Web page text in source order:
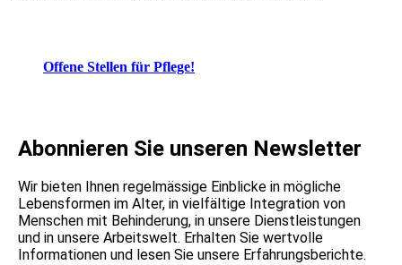
Offene Stellen für Pflege!
Abonnieren Sie unseren Newsletter
Wir bieten Ihnen regelmässige Einblicke in mögliche
Lebensformen im Alter, in vielfältige Integration von
Menschen mit Behinderung, in unsere Dienstleistungen
und in unsere Arbeitswelt. Erhalten Sie wertvolle
Informationen und lesen Sie unsere Erfahrungsberichte.